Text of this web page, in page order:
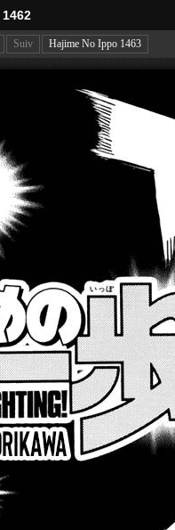
1462
Suiv Hajime No Ippo 1463